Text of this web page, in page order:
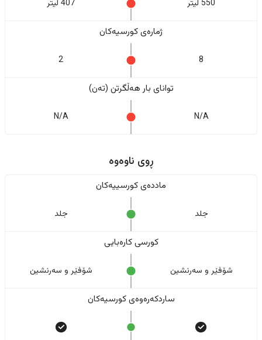
550 لیتر 407 لیتر
ژمارەی کورسیەکان
8
2
تواناى بار هەڵگرتن (تەن)
N/A
N/A
ڕوی ناوەوە
ماددەی کورسییەکان
جلد جلد
کورسی کارەبایی
شۆفێر و سەرنشین شۆفێر و سەرنشین
ساردکەرەوەی کورسیەکان